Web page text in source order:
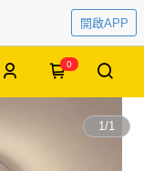
開啟APP
0
1/1